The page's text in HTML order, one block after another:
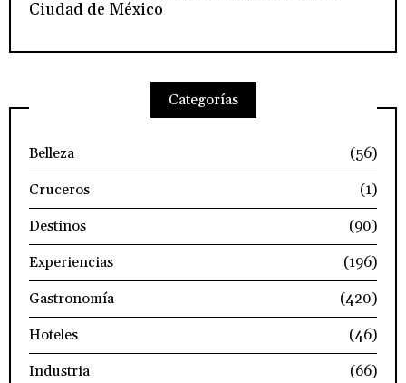
Ciudad de México
Categorías
Belleza
(56)
Cruceros
(1)
Destinos
(90)
Experiencias
(196)
Gastronomía
(420)
Hoteles
(46)
Industria
(66)